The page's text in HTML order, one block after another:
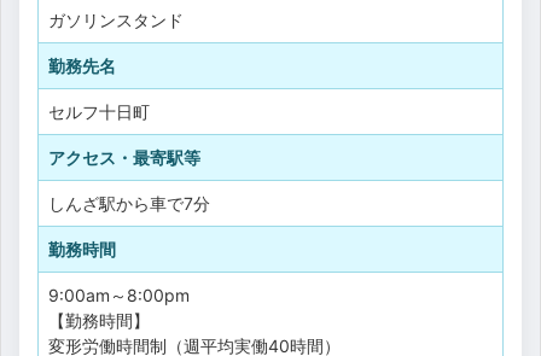
ガソリンスタンド
勤務先名
セルフ十日町
アクセス・最寄駅等
しんざ駅から車で7分
勤務時間
9:00am～8:00pm
【勤務時間】
変形労働時間制（週平均実働40時間）